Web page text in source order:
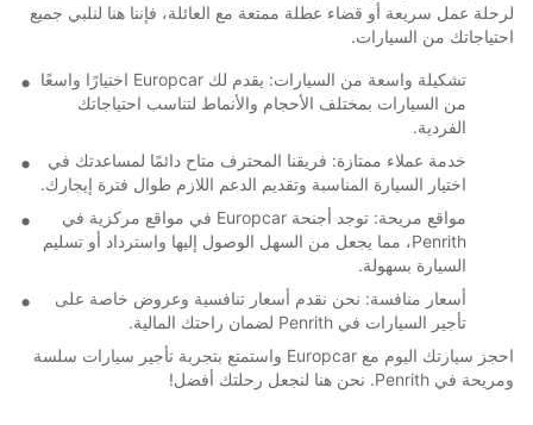
لرحلة عمل سريعة أو قضاء عطلة ممتعة مع العائلة، فإننا هنا لنلبي جميع
احتياجاتك من السيارات.
تشكيلة واسعة من السيارات: يقدم لك Europcar اختيارًا واسعًا
من السيارات بمختلف الأحجام والأنماط لتناسب احتياجاتك
الفردية.
خدمة عملاء ممتازة: فريقنا المحترف متاح دائمًا لمساعدتك في
اختيار السيارة المناسبة وتقديم الدعم اللازم طوال فترة إيجارك.
مواقع مريحة: توجد أجنحة Europcar في مواقع مركزية في
Penrith، مما يجعل من السهل الوصول إليها واسترداد أو تسليم
السيارة بسهولة.
أسعار منافسة: نحن نقدم أسعار تنافسية وعروض خاصة على
تأجير السيارات في Penrith لضمان راحتك المالية.
احجز سيارتك اليوم مع Europcar واستمتع بتجربة تأجير سيارات سلسة
ومريحة في Penrith. نحن هنا لنجعل رحلتك أفضل!